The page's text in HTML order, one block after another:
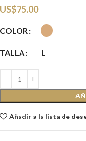
US$75.00
COLOR
TALLA L
Añadir a la lista de